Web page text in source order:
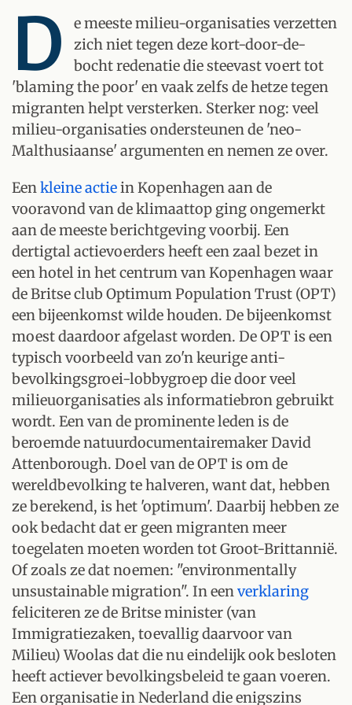
D
e meeste milieu-organisaties verzetten
zich niet tegen deze kort-door-de-
bocht redenatie die steevast voert tot
'blaming the poor' en vaak zelfs de hetze tegen
migranten helpt versterken. Sterker nog: veel
milieu-organisaties ondersteunen de 'neo-
Malthusiaanse' argumenten en nemen ze over.
Eenkleine actiein Kopenhagen aan de
vooravond van de klimaattop ging ongemerkt
aan de meeste berichtgeving voorbij. Een
dertigtal actievoerders heeft een zaal bezet in
een hotel in het centrum van Kopenhagen waar
de Britse club Optimum Population Trust (OPT)
een bijeenkomst wilde houden. De bijeenkomst
moest daardoor afgelast worden. De OPT is een
typisch voorbeeld van zo'n keurige anti-
bevolkingsgroei-lobbygroep die door veel
milieuorganisaties als informatiebron gebruikt
wordt. Een van de prominente leden is de
beroemde natuurdocumentairemaker David
Attenborough. Doel van de OPT is om de
wereldbevolking te halveren, want dat, hebben
ze berekend, is het 'optimum'. Daarbij hebben ze
ook bedacht dat er geen migranten meer
toegelaten moeten worden tot Groot-Brittannië.
Of zoals ze dat noemen: "environmentally
unsustainable migration". In eenverklaring
feliciteren ze de Britse minister (van
Immigratiezaken, toevallig daarvoor van
Milieu) Woolas dat die nu eindelijk ook besloten
heeft actiever bevolkingsbeleid te gaan voeren.
Een organisatie in Nederland die enigszins